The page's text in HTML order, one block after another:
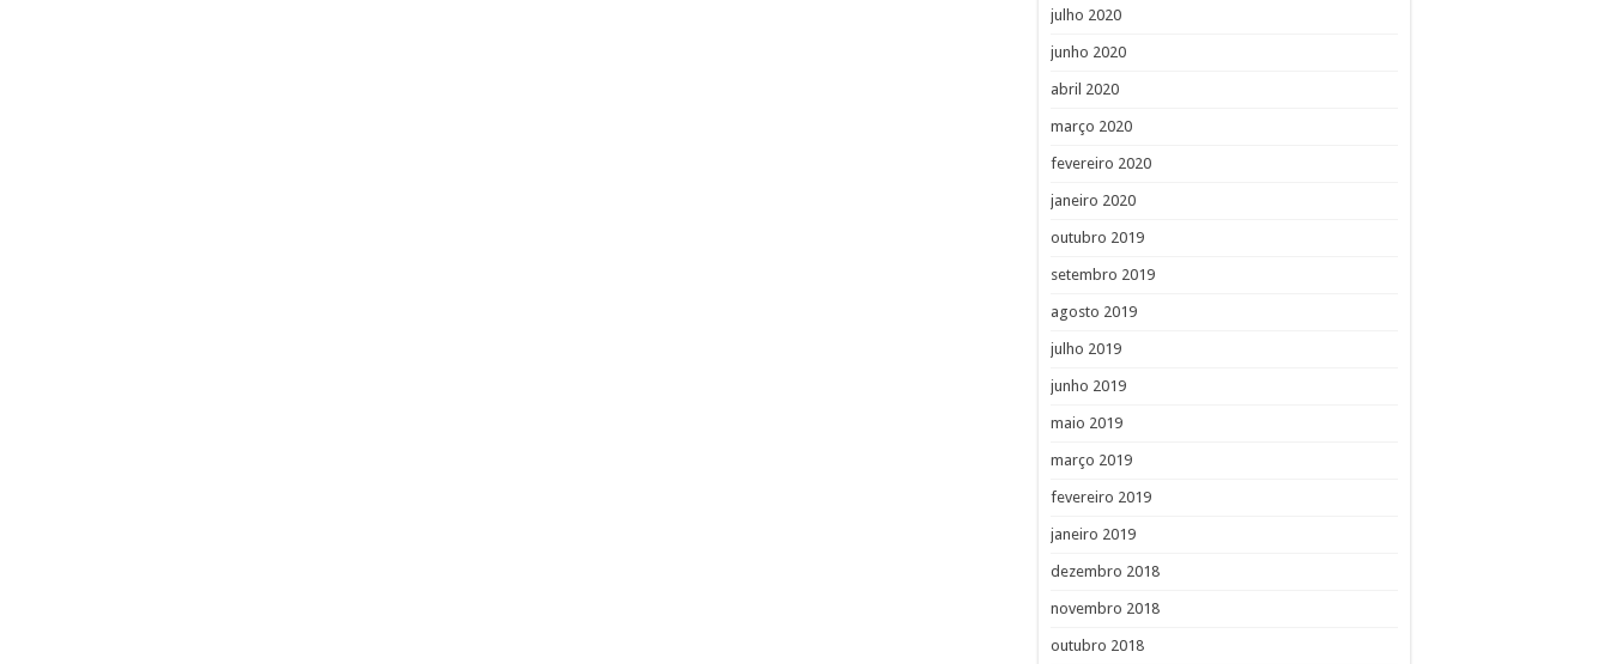
julho 2020
junho 2020
abril 2020
março 2020
fevereiro 2020
janeiro 2020
outubro 2019
setembro 2019
agosto 2019
julho 2019
junho 2019
maio 2019
março 2019
fevereiro 2019
janeiro 2019
dezembro 2018
novembro 2018
outubro 2018